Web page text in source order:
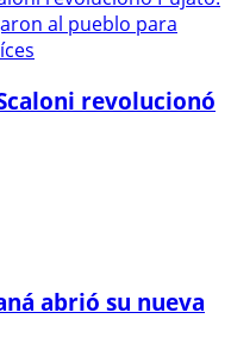
revolucionó
abrió su nueva